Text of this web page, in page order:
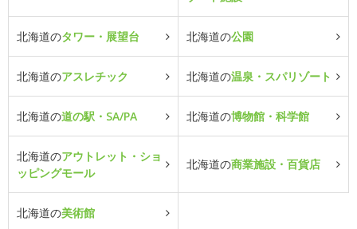
北海道のタワー・展望台 北海道の公園
北海道のアスレチック 北海道の温泉・スパリゾート
北海道の道の駅・SA/PA 北海道の博物館・科学館
北海道のアウトレット・ショ
ッピングモール
北海道の商業施設・百貨店
北海道の美術館